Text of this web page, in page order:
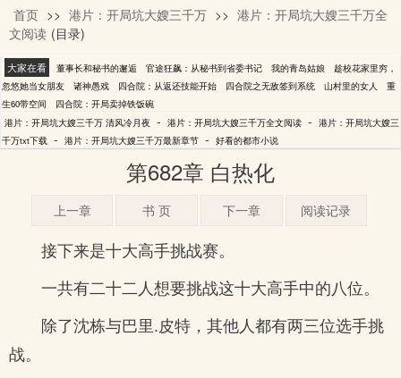
清风冷月夜
首页 >> 港片：开局坑大嫂三千万 >> 港片：开局坑大嫂三千万全
文阅读 (目录)
大家在看 董事长和秘书的邂逅 官途狂飙：从秘书到省委书记 我的青岛姑娘
趁校花家里穷，
忽悠她当女朋友
诸神愚戏 四合院：从返还技能开始 四合院之无敌签到系统 山村里的女人
重
生60带空间
四合院：开局卖掉铁饭碗
港片：开局坑大嫂三千万 清风冷月夜 - 港片：开局坑大嫂三千万全文阅读 - 港片：开局坑大嫂三
千万txt下载 - 港片：开局坑大嫂三千万最新章节 - 好看的都市小说
第682章 白热化
上一章 书 页 下一章 阅读记录
接下来是十大高手挑战赛。
一共有二十二人想要挑战这十大高手中的八位。
除了沈栋与巴里.皮特，其他人都有两三位选手挑
战。